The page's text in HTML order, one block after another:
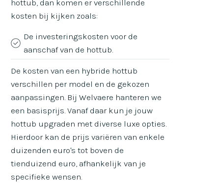
hottub, dan komen er verschillende
kosten bij kijken zoals:
De investeringskosten voor de
aanschaf van de hottub.
De kosten van een hybride hottub
verschillen per model en de gekozen
aanpassingen. Bij Welvaere hanteren we
een basisprijs. Vanaf daar kun je jouw
hottub upgraden met diverse luxe opties.
Hierdoor kan de prijs variëren van enkele
duizenden euro's tot boven de
tienduizend euro, afhankelijk van je
specifieke wensen.